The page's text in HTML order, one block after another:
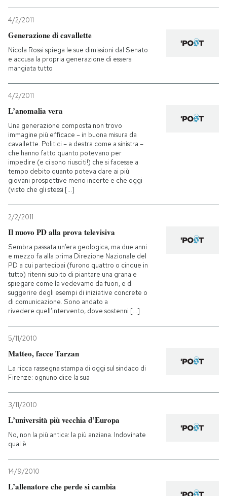
4/2/2011
Generazione di cavallette
Nicola Rossi spiega le sue dimissioni dal Senato
e accusa la propria generazione di essersi
mangiata tutto
4/2/2011
L’anomalia vera
Una generazione composta non trovo
immagine più efficace – in buona misura da
cavallette. Politici – a destra come a sinistra –
che hanno fatto quanto potevano per
impedire (e ci sono riusciti!) che si facesse a
tempo debito quanto poteva dare ai più
giovani prospettive meno incerte e che oggi
(visto che gli stessi [...]
2/2/2011
Il nuovo PD alla prova televisiva
Sembra passata un’era geologica, ma due anni
e mezzo fa alla prima Direzione Nazionale del
PD a cui partecipai (furono quattro o cinque in
tutto) ritenni subito di piantare una grana e
spiegare come la vedevamo da fuori, e di
suggerire degli esempi di iniziative concrete o
di comunicazione. Sono andato a
rivedere quell’intervento, dove sostenni [...]
5/11/2010
Matteo, facce Tarzan
La ricca rassegna stampa di oggi sul sindaco di
Firenze: ognuno dice la sua
3/11/2010
L’università più vecchia d’Europa
No, non la più antica: la più anziana. Indovinate
qual è
14/9/2010
L’allenatore che perde si cambia